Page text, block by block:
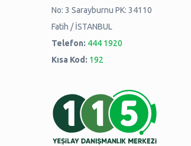
No: 3 Sarayburnu PK: 34110
Fatih / İSTANBUL
Telefon: 444 1920
Kısa Kod: 192